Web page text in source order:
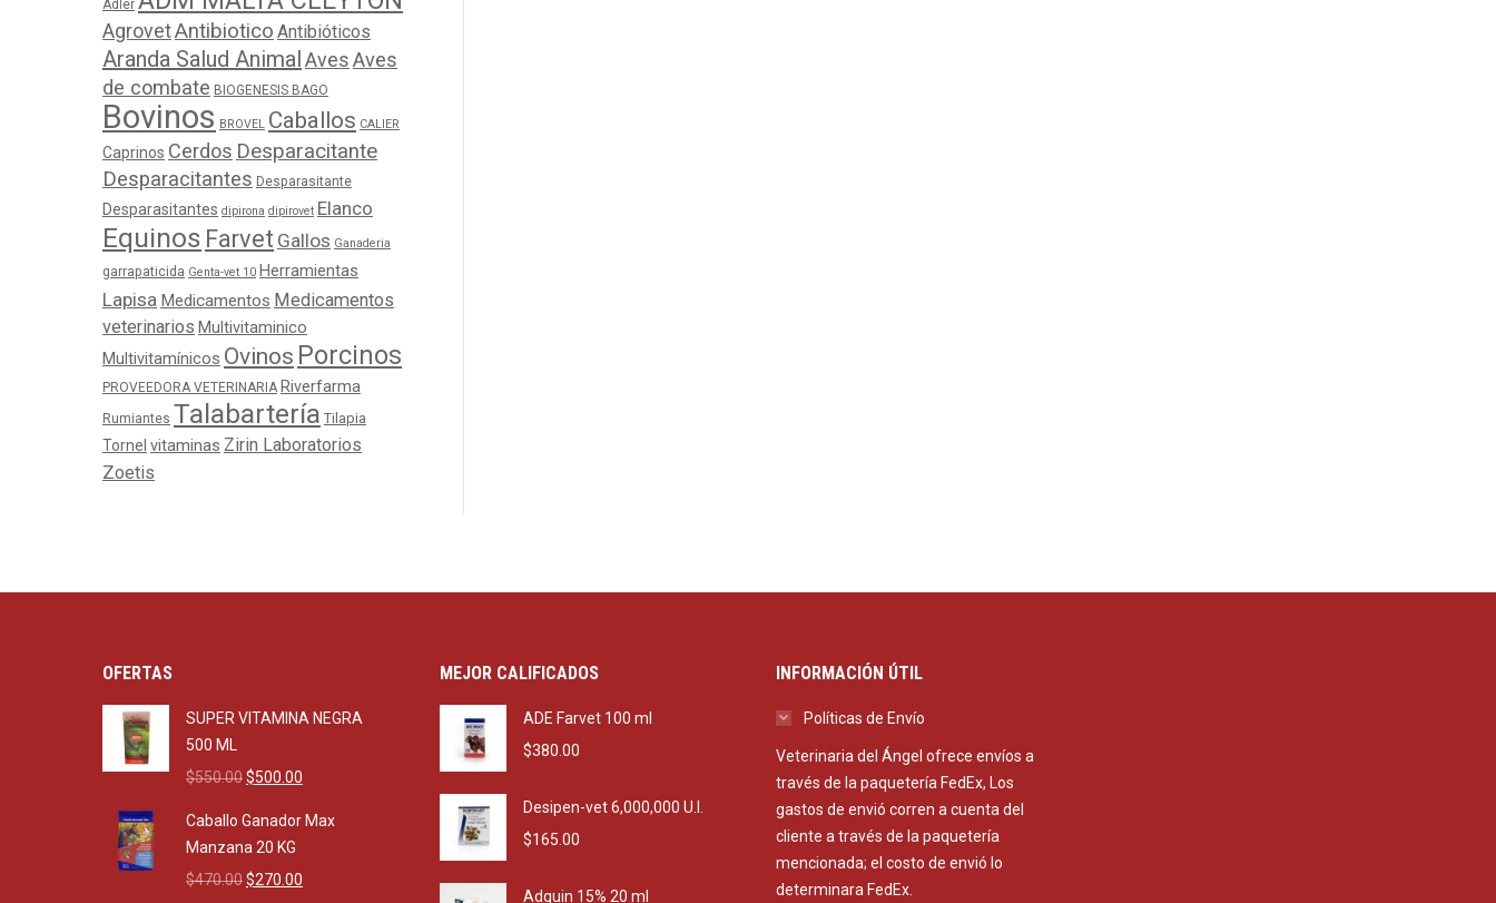
Adler
AgrovetAntibiotico Antibióticos
Aranda Salud AnimalAvesAves
de combate BIOGENESIS BAGO
Bovinos BROVEL Caballos CALIER
Caprinos Cerdos Desparacitante
Desparacitantes Desparasitante
Desparasitantes dipirona dipirovet Elanco
Equinos Farvet Gallos Ganaderia
garrapaticida Genta-vet 10 Herramientas
Lapisa Medicamentos Medicamentos
veterinarios Multivitaminico
Multivitamínicos Ovinos Porcinos
PROVEEDORA VETERINARIA Riverfarma
Rumiantes Talabartería Tilapia
Tornel vitaminas Zirin Laboratorios
Zoetis
OFERTAS
SUPER VITAMINA NEGRA
500 ML
$550.00Original
was:
$550.00.
$500.00
is:
Caballo Ganador Max
Manzana 20 KG
$470.00Original
$270.00
MEJOR CALIFICADOS
ADE Farvet 100 ml
$380.00
Desipen-vet 6,000,000 U.I.
$165.00
Adquin 15% 20 ml
INFORMACIÓN ÚTIL
Políticas de Envío
Veterinaria del Ángel ofrece envíos a
través de la paquetería FedEx, Los
gastos de envió corren a cuenta del
cliente a través de la paquetería
mencionada; el costo de envió lo
determinara FedEx.